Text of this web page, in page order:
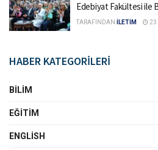
Edebiyat Fakültesi ile
TARAFINDAN İLETİM 23
HABER KATEGORİLERİ
BILIM
EĞITIM
ENGLISH